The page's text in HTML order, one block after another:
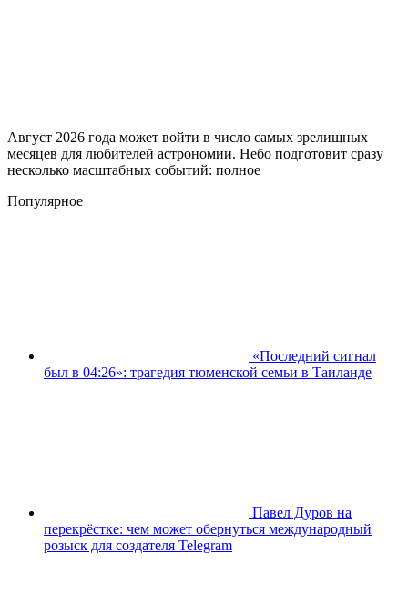
Август 2026 года может войти в число самых зрелищных
месяцев для любителей астрономии. Небо подготовит сразу
несколько масштабных событий: полное
Популярное
«Последний сигнал
был в 04:26»: трагедия тюменской семьи в Таиланде
Павел Дуров на
перекрёстке: чем может обернуться международный
розыск для создателя Telegram